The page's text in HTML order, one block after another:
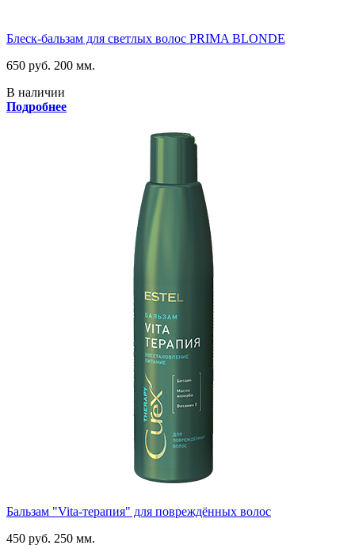
Блеск-бальзам для светлых волос PRIMA BLONDE
650 руб. 200 мм.
В наличии
Подробнее
Бальзам "Vita-терапия" для повреждённых волос
450 руб. 250 мм.